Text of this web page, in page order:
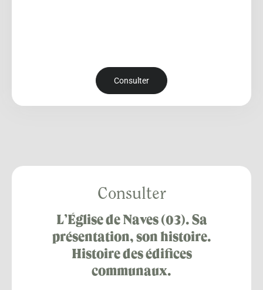
Consulter
Consulter
L’Église de Naves (03). Sa
présentation, son histoire.
Histoire des édifices
communaux.